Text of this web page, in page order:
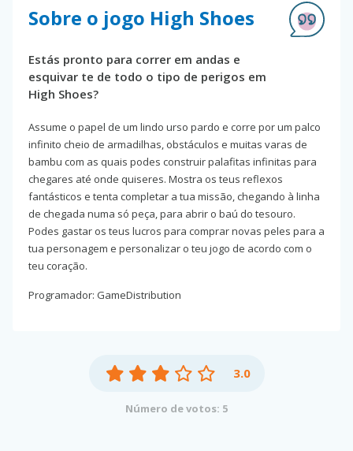
Sobre o jogo High Shoes
Estás pronto para correr em andas e
esquivar te de todo o tipo de perigos em
High Shoes?
Assume o papel de um lindo urso pardo e corre por um palco
infinito cheio de armadilhas, obstáculos e muitas varas de
bambu com as quais podes construir palafitas infinitas para
chegares até onde quiseres. Mostra os teus reflexos
fantásticos e tenta completar a tua missão, chegando à linha
de chegada numa só peça, para abrir o baú do tesouro.
Podes gastar os teus lucros para comprar novas peles para a
tua personagem e personalizar o teu jogo de acordo com o
teu coração.
Programador: GameDistribution
3.0
Número de votos: 5